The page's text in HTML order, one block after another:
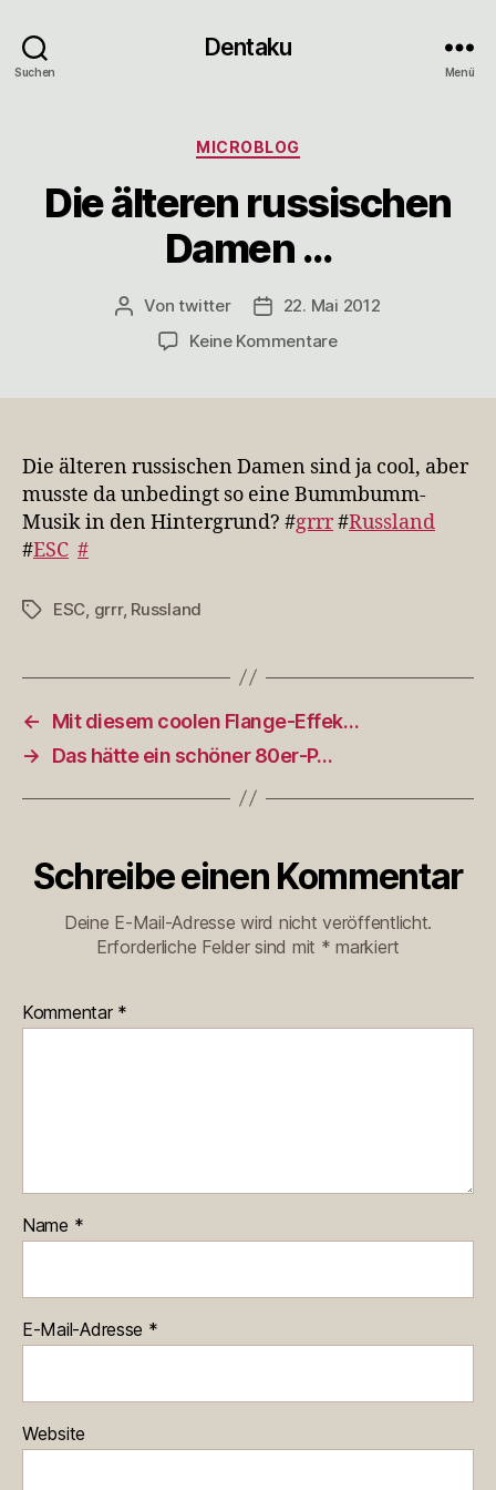
Suchen
Dentaku
Menü
Kategorien
MICROBLOG
Die älteren russischen
Damen …
Beitragsautor
Vontwitter Veröffentlichungsdatum
22. Mai 2012
Keine Kommentarezu
…
Die älteren russischen Damen sind ja cool, aber
musste da unbedingt so eine Bummbumm-
Musik in den Hintergrund? #grrr#Russland
#ESC #
Schlagwörter
ESC grrr, Russland
←
Mit diesem coolen Flange-Effek…
→
Das hätte ein schöner 80er-P…
Schreibe einen Kommentar
Deine E-Mail-Adresse wird nicht veröffentlicht.
Erforderliche Felder sind mit * markiert
Kommentar *
Name *
E-Mail-Adresse *
Website